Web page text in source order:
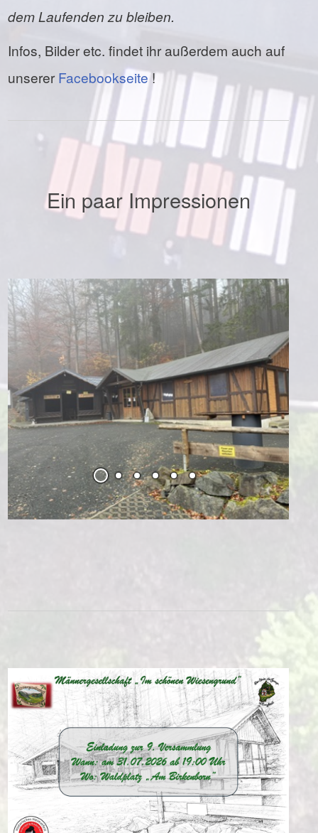
dem Laufenden zu bleiben.
Infos, Bilder etc. findet ihr außerdem auch auf
unsererFacebookseite!
Ein paar Impressionen